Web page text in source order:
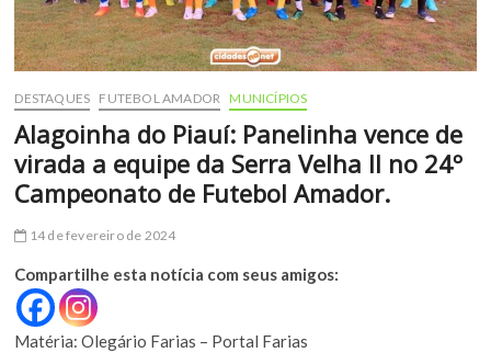
DESTAQUES FUTEBOL AMADOR MUNICÍPIOS
Alagoinha do Piauí: Panelinha vence de
virada a equipe da Serra Velha II no 24º
Campeonato de Futebol Amador.
14 de fevereiro de 2024
Compartilhe esta notícia com seus amigos:
Matéria: Olegário Farias – Portal Farias